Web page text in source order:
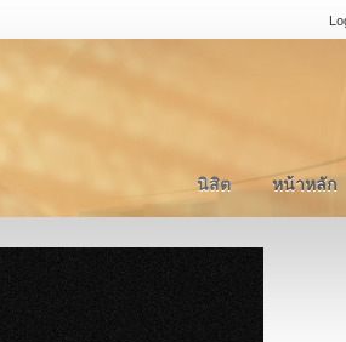
นิสิต หน้าหลัก